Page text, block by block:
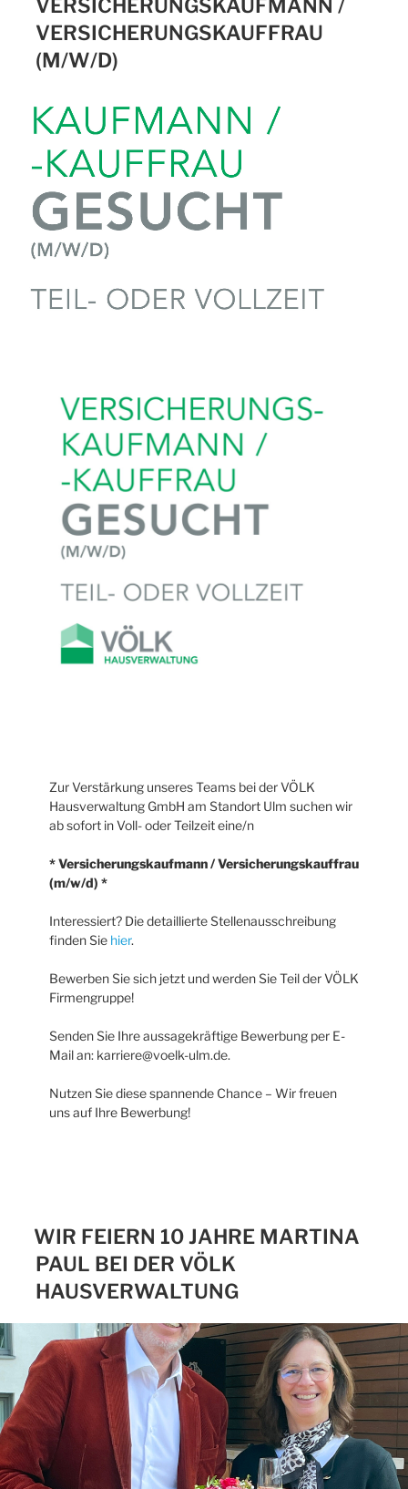
VERSICHERUNGSKAUFMANN /
VERSICHERUNGSKAUFFRAU
(M/W/D)
Zur Verstärkung unseres Teams bei der VÖLK
Hausverwaltung GmbH am Standort Ulm suchen wir
ab sofort in Voll- oder Teilzeit eine/n
* Versicherungskaufmann / Versicherungskauffrau
(m/w/d) *
Interessiert? Die detaillierte Stellenausschreibung
finden Sie hier.
Bewerben Sie sich jetzt und werden Sie Teil der VÖLK
Firmengruppe!
Senden Sie Ihre aussagekräftige Bewerbung per E-
Mail an: karriere@voelk-ulm.de.
Nutzen Sie diese spannende Chance – Wir freuen
uns auf Ihre Bewerbung!
WIR FEIERN 10 JAHRE MARTINA
PAUL BEI DER VÖLK
HAUSVERWALTUNG